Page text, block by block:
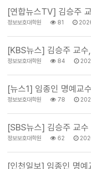
[연합뉴스TV] 김승주
정보보호대학원 81
[KBS뉴스] 김승주 교
정보보호대학원 84
[뉴스1] 임종인 명예교
정보보호대학원 78
[SBS뉴스] 김승주 교
정보보호대학원 62
[인천일보] 임종인 명